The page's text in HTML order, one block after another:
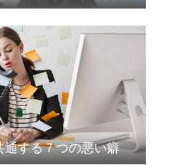
する７つの悪い癖